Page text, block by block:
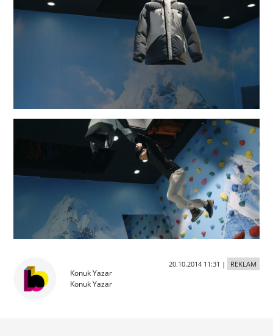
Konuk Yazar
Konuk Yazar
20.10.2014 11:31 | REKLAM